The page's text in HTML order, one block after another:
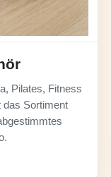
Pilates, Fitness
das Sortiment